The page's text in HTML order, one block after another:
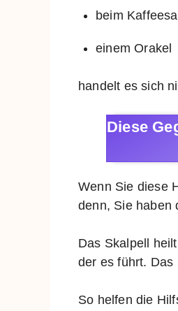
beim
einem Orakel
handelt es sich
Diese
Wenn Sie diese
denn, Sie haben
Das Skalpell
der es führt. Das
So helfen die